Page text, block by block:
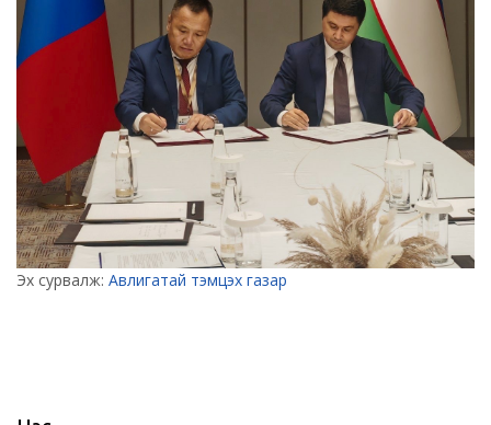
Эх сурвалж: Авлигатай тэмцэх газар